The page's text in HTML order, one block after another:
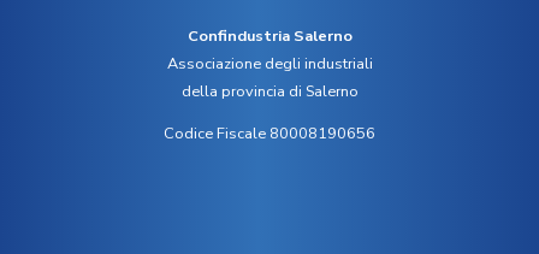
Confindustria Salerno
Associazione degli industriali
della provincia di Salerno
Codice Fiscale 80008190656